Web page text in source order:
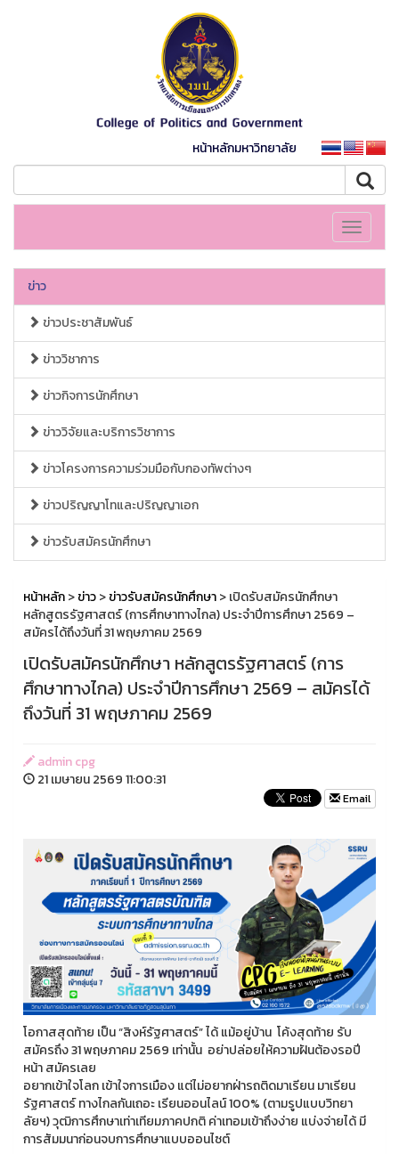
หน้าหลักมหาวิทยาลัย
Toggle
ข่าว
ข่าวประชาสัมพันธ์
ข่าววิชาการ
ข่าวกิจการนักศึกษา
ข่าววิจัยและบริการวิชาการ
ข่าวโครงการความร่วมมือกับกองทัพต่างๆ
ข่าวปริญญาโทและปริญญาเอก
ข่าวรับสมัครนักศึกษา
หน้าหลัก>ข่าว>ข่าวรับสมัครนักศึกษา> เปิดรับสมัครนักศึกษา
หลักสูตรรัฐศาสตร์ (การศึกษาทางไกล) ประจำปีการศึกษา 2569 –
สมัครได้ถึงวันที่ 31 พฤษภาคม 2569
เปิดรับสมัครนักศึกษา หลักสูตรรัฐศาสตร์ (การ
ศึกษาทางไกล) ประจำปีการศึกษา 2569 – สมัครได้
ถึงวันที่ 31 พฤษภาคม 2569
admin cpg
21 เมษายน 2569 11:00:31
Email
โอกาสสุดท้าย เป็น “สิงห์รัฐศาสตร์” ได้ แม้อยู่บ้าน โค้งสุดท้าย รับ
สมัครถึง 31 พฤษภาคม 2569 เท่านั้น อย่าปล่อยให้ความฝันต้องรอปี
หน้า สมัครเลย
อยากเข้าใจโลก เข้าใจการเมือง แต่ไม่อยากฝ่ารถติดมาเรียน มาเรียน
รัฐศาสตร์ ทางไกลกันเถอะ เรียนออนไลน์ 100% (ตามรูปแบบวิทยา
ลัยฯ) วุฒิการศึกษาเท่าเทียมภาคปกติ ค่าเทอมเข้าถึงง่าย แบ่งจ่ายได้ มี
การสัมมนาก่อนจบการศึกษาแบบออนไซต์